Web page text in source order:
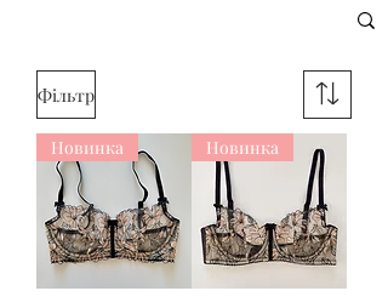
Фільтр
Новинка Новинка